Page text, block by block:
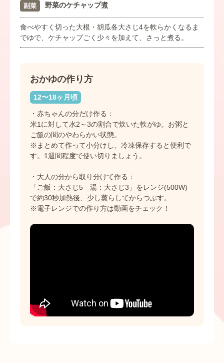
副菜 野菜のケチャップ煮
食べやすく切った大根・胡瓜各大さじ4を軟らかくなるま
でゆで、ケチャップごく少々を加えて、さっと煮る。
おかゆの作り方
12〜18ヶ月頃
・赤ちゃんの分だけ作る：
米1に対して水2～3の割合で炊いた軟がゆ。お粥と
ご飯の間のやわらかい状態。
※まとめて作って小分けし、冷凍保存すると便利で
す。1週間程度で使い切りましょう。
・大人の分から取り分けて作る：
「ご飯：大さじ5 湯：大さじ3」をレンジ(500W)
で約30秒加熱後、少し蒸らしてからつぶす。
※電子レンジでの作り方は動画をチェック！